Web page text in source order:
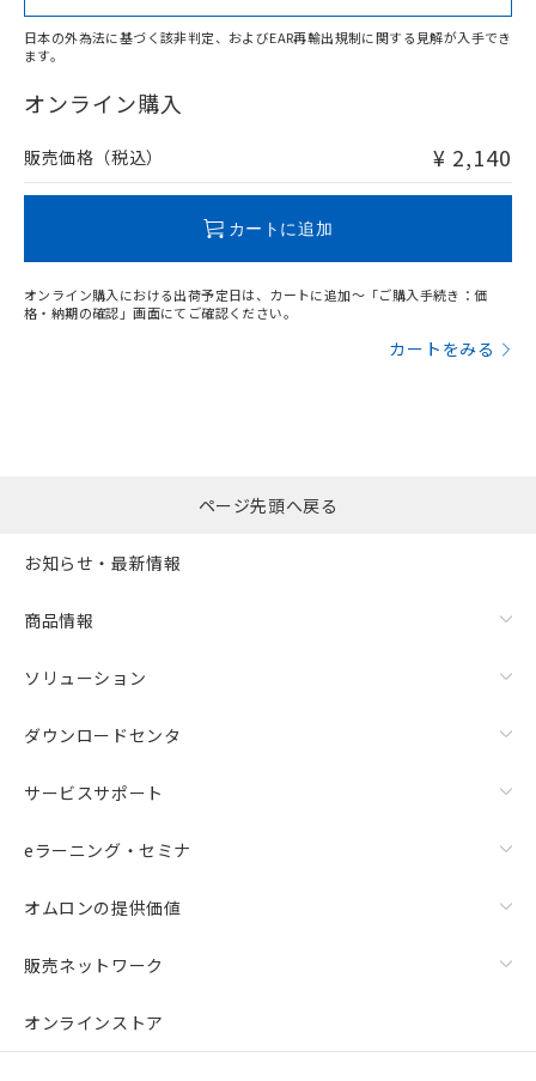
在庫等で未対応品が混在する可能性があります。
問い合わせください。
日本の外為法に基づく該非判定、およびEAR再輸出規制に関する見解が入手でき
ます。
オンライン購入
販売価格（税込） ¥ 2,140
カートに追加
オンライン購入における出荷予定日は、カートに追加～「ご購入手続き：価
格・納期の確認」画面にてご確認ください。
カートをみる
ページ先頭へ戻る
お知らせ・最新情報
商品情報
ソリューション
ダウンロードセンタ
サービスサポート
eラーニング・セミナ
オムロンの提供価値
販売ネットワーク
オンラインストア